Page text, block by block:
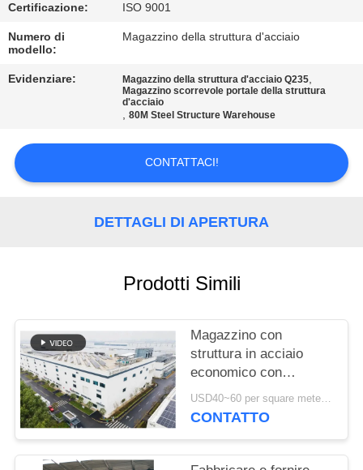
CONTROLLO
DELLA
QUALITÀ
NOTIZIE
DEL
SITO
POLITICA
SULLA
RISERVATEZZA
Certificazione: ISO 9001
Numero di
modello:
Magazzino della struttura d'acciaio
Evidenziare: Magazzino della struttura d'acciaio Q235,
Magazzino scorrevole portale della struttura
d'acciaio
,80M Steel Structure Warehouse
CONTATTACI!
DETTAGLI DI APERTURA
Prodotti Simili
Magazzino con
struttura in acciaio
economico con
fabbricazione precisa e
soluzione di consegna
USD40~60 per square meter MOQ:1000 sqm
CONTATTO